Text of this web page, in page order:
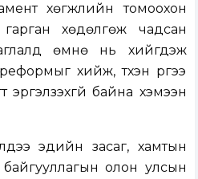
хөгжлийн томоохон
гарган хөдөлгөж чадсан
өмнө нь хийгдэж
хийж, түүхэн үүргээ
эргэлзэхгүй байна хэмээн
эдийн засаг, хамтын
олон улсын